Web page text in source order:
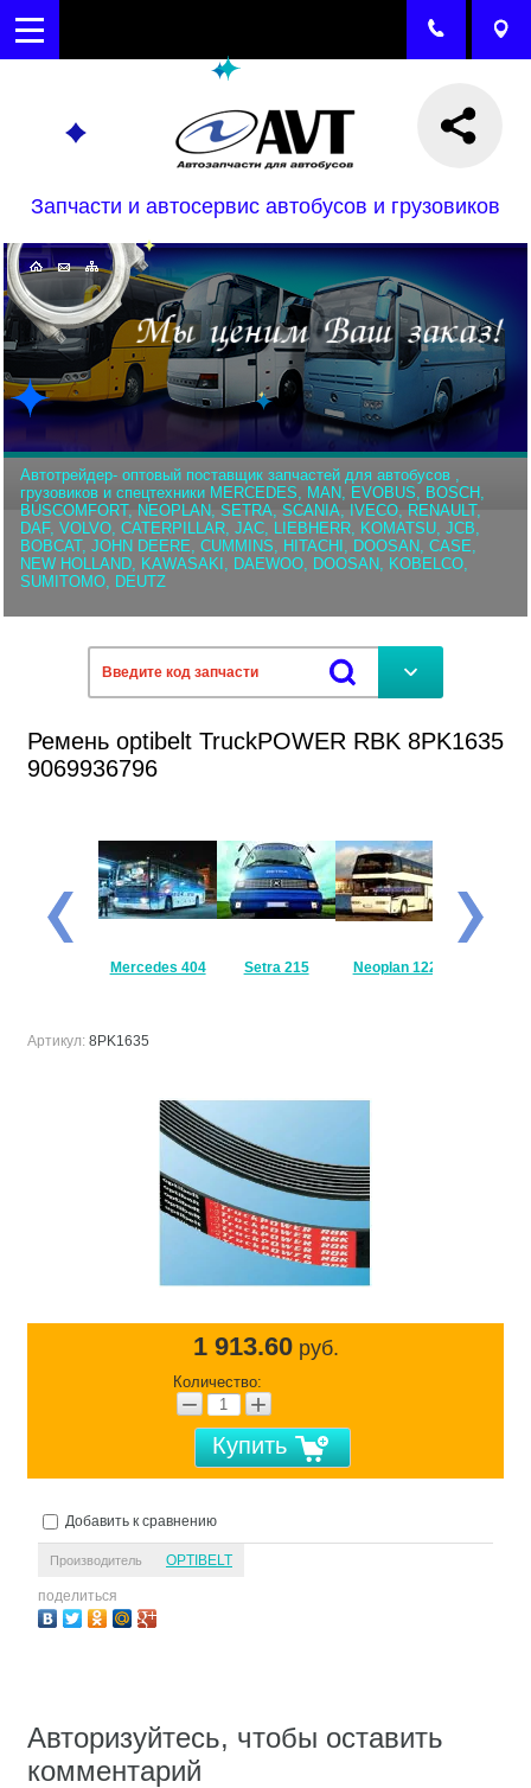
Запчасти и автосервис автобусов и грузовиков
Автотрейдер- оптовый поставщик запчастей для автобусов ,
грузовиков и спецтехники MERCEDES, MAN, EVOBUS, BOSCH,
BUSCOMFORT, NEOPLAN, SETRA, SCANIA, IVECO, RENAULT,
DAF, VOLVO, CATERPILLAR, JAC, LIEBHERR, KOMATSU, JCB,
BOBCAT, JOHN DEERE, CUMMINS, HITACHI, DOOSAN, CASE,
NEW HOLLAND, KAWASAKI, DAEWOO, DOOSAN, KOBELCO,
SUMITOMO, DEUTZ
Ремень optibelt TruckPOWER RBK 8PK1635
9069936796
Mercedes 404 Setra 215 Neoplan 122
Артикул: 8PK1635
1 913.60руб.
Количество:
− +
Купить
Добавить к сравнению
Производитель OPTIBELT
поделиться
Авторизуйтесь, чтобы оставить
комментарий